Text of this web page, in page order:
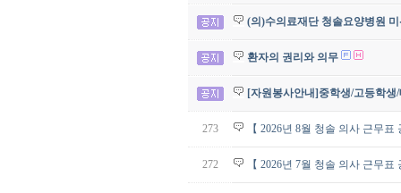
(의)수의료재단 청솔요양병원
환자의 권리와 의무
[자원봉사안내]중학생/고등학
273 【 2026년 8월 청솔 의사 근무표
272 【 2026년 7월 청솔 의사 근무표